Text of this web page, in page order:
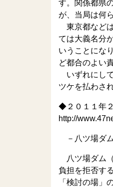
す。関係都県
が、当局は何
東京都など
ては大義名分
いうことにな
ど都合のよい
いずれにし
ツケを払わさ
◆２０１１年
http://
－八ツ場ダ
八ツ場ダム
負担を拒否す
「検討の場」